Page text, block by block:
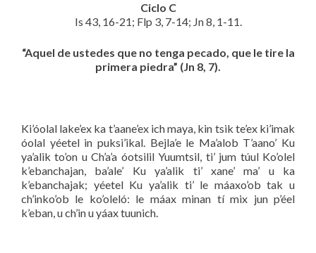
Ciclo C
Is 43, 16-21; Flp 3, 7-14; Jn 8, 1-11.
“Aquel de ustedes que no tenga pecado, que le tire la
primera piedra” (Jn 8, 7).
Ki’óolal lake’ex ka t’aane’ex ich maya, kin tsik te’ex ki’imak
óolal yéetel in puksi’ikal. Bejla’e le Ma’alob T’aano’ Ku
ya’alik to’on u Ch’a’a óotsilil Yuumtsil, ti’ jum túul Ko’olel
k’ebanchajan, ba’ale’ Ku ya’alik ti’ xane’ ma’ u ka
k’ebanchajak; yéetel Ku ya’alik ti’ le máaxo’ob tak u
ch’inko’ob le ko’oleló: le máax minan tí mix jun p’éel
k’eban, u ch’in u yáax tuunich.